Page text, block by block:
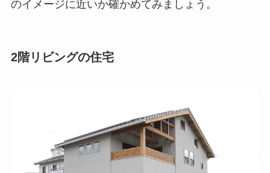
のイメージに近いか確かめてみましょう。
2階リビングの住宅